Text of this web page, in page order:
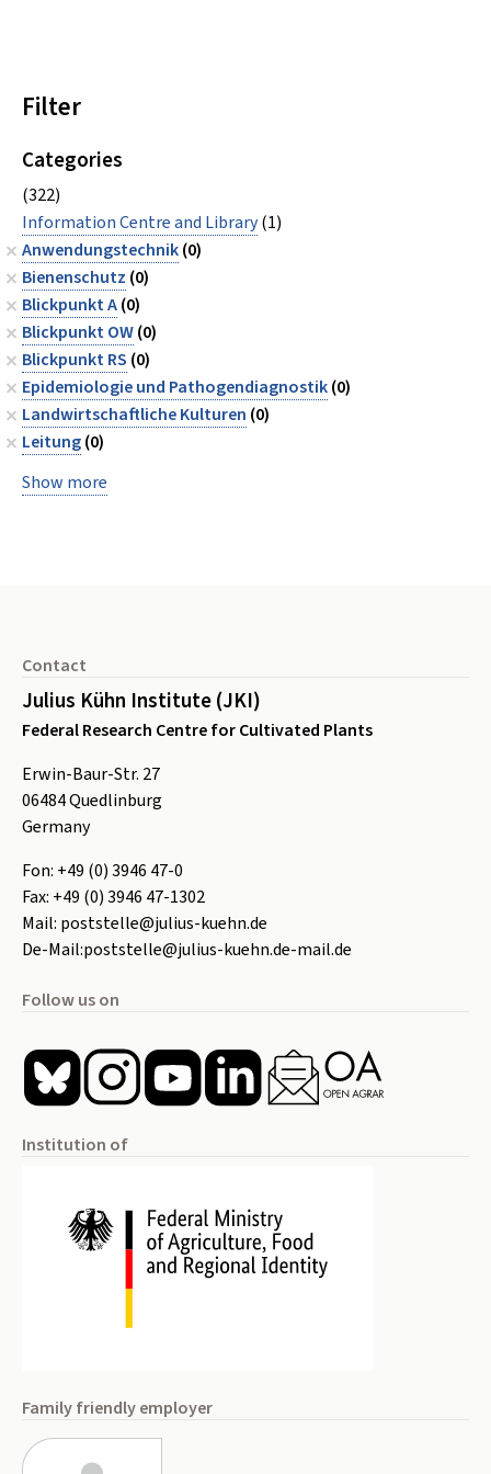
Filter
Categories
(322)
Information Centre and Library(1)
Anwendungstechnik(0)
Bienenschutz (0)
Blickpunkt A(0)
Blickpunkt OW(0)
Blickpunkt RS (0)
Epidemiologie und Pathogendiagnostik(0)
Landwirtschaftliche Kulturen (0)
Leitung(0)
Show more
Contact
Julius Kühn Institute (JKI)
Federal Research Centre for Cultivated Plants
Erwin-Baur-Str. 27
06484Quedlinburg
Germany
Fon: +49 (0) 3946 47-0
Fax: +49 (0) 3946 47-1302
Mail: poststelle@julius-kuehn.de
De-Mail:poststelle@julius-kuehn.de-mail.de
Follow us on
Institution of
Family friendly employer